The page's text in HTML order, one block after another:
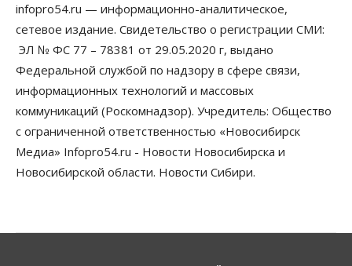
Бизнес Право&Порядок
Злоумышленники опять атакуют
новосибирские компании через электронную
почту
06 Августа 2026, 11:00
Общество
Медики готовятся к второму пику активности
клещей в Новосибирской области
06 Августа 2026, 10:00
06 Августа 2026, 09:00
infopro54.ru — информационно-аналитическое,
сетевое издание. Свидетельство о регистрации СМИ:
ЭЛ № ФС 77 – 78381 от 29.05.2020 г, выдано
Федеральной службой по надзору в сфере связи,
информационных технологий и массовых
коммуникаций (Роскомнадзор). Учредитель: Общество
с ограниченной ответственностью «Новосибирск
Медиа» Infopro54.ru - Новости Новосибирска и
Новосибирской области. Новости Сибири.